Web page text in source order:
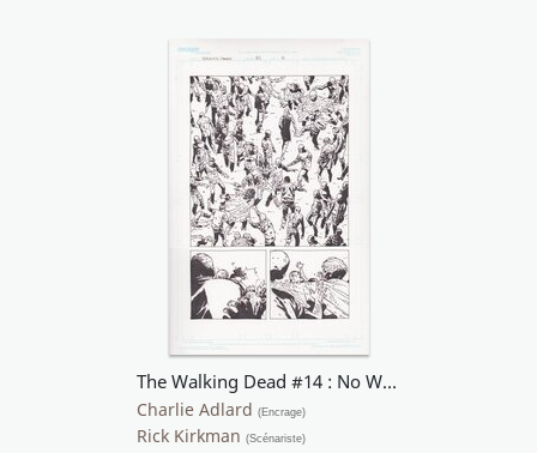
The Walking Dead #14 : No Way Out
Charlie Adlard (Encrage)
Rick Kirkman (Scénariste)